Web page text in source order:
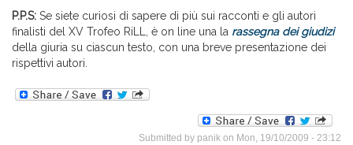
P.P.S: Se siete curiosi di sapere di più sui racconti e gli autori
finalisti del XV Trofeo RiLL, è on line una la rassegna deigiudizi
della giuria su ciascun testo, con una breve presentazione dei
rispettivi autori.
Submitted by panik on Mon, 19/10/2009 - 23:12